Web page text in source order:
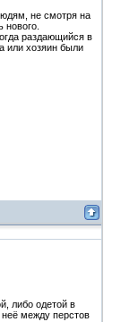
не смотря на
раздающийся в
или хозяин были
либо одетой в
неё между перстов